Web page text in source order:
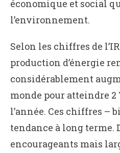
économique et social
l’environnement.
Selon les chiffres de
production d’énergie
considérablement
monde pour atteindre 2
l’année. Ces chiffres –
tendance à long terme.
encourageants mais